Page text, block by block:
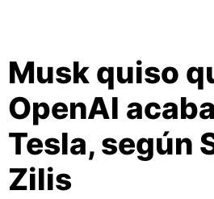
Musk quiso
OpenAI
Tesla, según
Zilis